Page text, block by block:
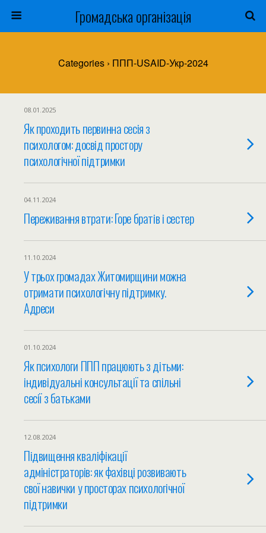
Громадська організація
Categories › ППП-USAID-Укр-2024
08.01.2025
Як проходить первинна сесія з
психологом: досвід простору
психологічної підтримки
04.11.2024
Переживання втрати: Горе братів і сестер
11.10.2024
У трьох громадах Житомирщини можна
отримати психологічну підтримку.
Адреси
01.10.2024
Як психологи ППП працюють з дітьми:
індивідуальні консультації та спільні
сесії з батьками
12.08.2024
Підвищення кваліфікації
адміністраторів: як фахівці розвивають
свої навички у просторах психологічної
підтримки